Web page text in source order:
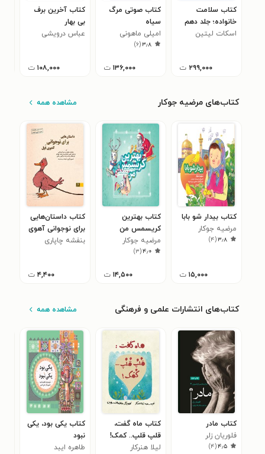
کتاب سلامت
خانواده؛ جلد دهم
اسکات لیتین
۲۹۹,۰۰۰ ت
کتاب صوتی مرگ
سیاه
امیلی ماهونی
۳٫۸(۶)
۱۳۶,۰۰۰ ت
کتاب آخرین برف
بی بهار
عباس درویشی
۱۰۸,۰۰۰ ت
کتاب‌های مرضیه جوکار مشاهده همه
کتاب بیدار شو بابا
مرضیه جوکار
۳٫۸(۴)
۱۵,۰۰۰ ت
کتاب بهترین
کریسمس من
مرضیه جوکار
۴٫۰(۳)
۱۴,۵۰۰ ت
کتاب داستان‌هایی
برای نوجوانی آهوی
اول
بنفشه چاپاری
۴,۴۰۰ ت
کتاب‌های انتشارات علمی و فرهنگی مشاهده همه
کتاب مادر
فلوریان زلر
۴٫۵(۴)
کتاب ماه گفت،
قلپ قلپ.. کمک!
لیلا هنرکار
کتاب یکی بود، یکی
نبود
طاهره ایبد